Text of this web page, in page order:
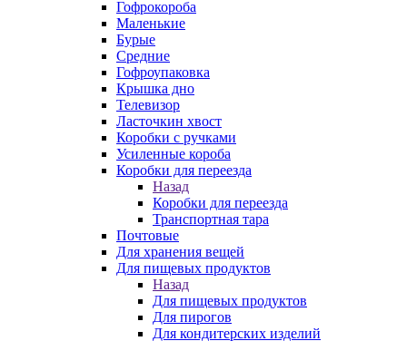
Гофрокороба
Маленькие
Бурые
Средние
Гофроупаковка
Крышка дно
Телевизор
Ласточкин хвост
Коробки с ручками
Усиленные короба
Коробки для переезда
Назад
Коробки для переезда
Транспортная тара
Почтовые
Для хранения вещей
Для пищевых продуктов
Назад
Для пищевых продуктов
Для пирогов
Для кондитерских изделий